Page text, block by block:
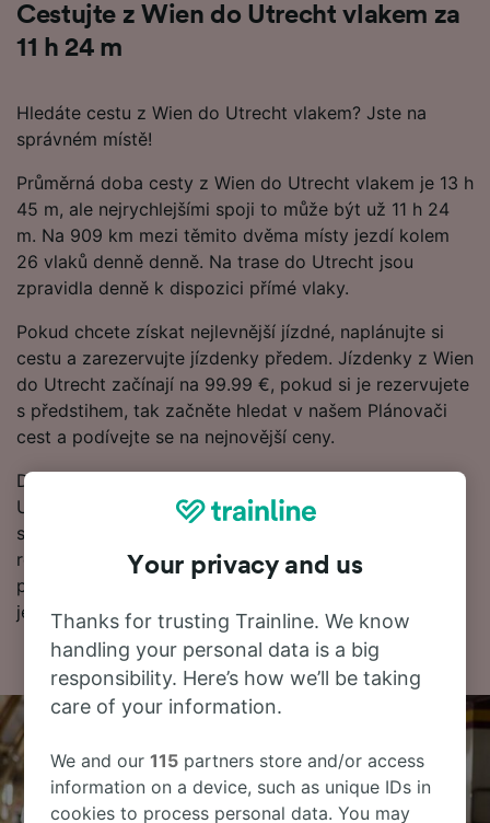
Cestujte z Wien do Utrecht vlakem za
11 h 24 m
Hledáte cestu z Wien do Utrecht vlakem? Jste na
správném místě!
Průměrná doba cesty z Wien do Utrecht vlakem je 13 h
45 m, ale nejrychlejšími spoji to může být už 11 h 24
m. Na 909 km mezi těmito dvěma místy jezdí kolem
26 vlaků denně denně. Na trase do Utrecht jsou
zpravidla denně k dispozici přímé vlaky.
Pokud chcete získat nejlevnější jízdné, naplánujte si
cestu a zarezervujte jízdenky předem. Jízdenky z Wien
do Utrecht začínají na 99.99 €, pokud si je rezervujete
s předstihem, tak začněte hledat v našem Plánovači
cest a podívejte se na nejnovější ceny.
Dále najdete další informace o cestě vlakem do
Utrecht, včetně často kladených otázek, jízdních řádů
s prvními a posledními odjezdy vlaků a tipy na
rezervaci levných vlakových jízdenek. Pokud jste
připraveni k rezervaci, začněte hledat jízdenky u nás
ještě dnes.
Your privacy and us
Thanks for trusting Trainline. We know
handling your personal data is a big
responsibility. Here’s how we’ll be taking
care of your information.
We and our115 partners store and/or access
information on a device, such as unique IDs in
cookies to process personal data. You may